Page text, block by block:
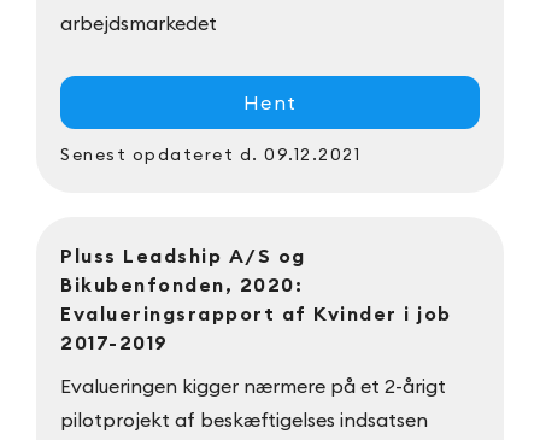
arbejdsmarkedet
Hent
Senest opdateret d. 09.12.2021
Pluss Leadship A/S og
Bikubenfonden, 2020:
Evalueringsrapport af Kvinder i job
2017-2019
Evalueringen kigger nærmere på et 2-årigt
pilotprojekt af beskæftigelses indsatsen